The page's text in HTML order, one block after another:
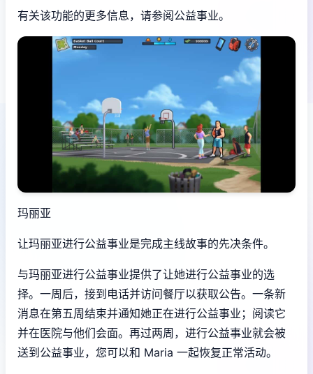
有关该功能的更多信息，请参阅公益事业。
玛丽亚
让玛丽亚进行公益事业是完成主线故事的先决条件。
与玛丽亚进行公益事业提供了让她进行公益事业的选
择。一周后，接到电话并访问餐厅以获取公告。一条新
消息在第五周结束并通知她正在进行公益事业；阅读它
并在医院与他们会面。再过两周，进行公益事业就会被
送到公益事业，您可以和 Maria 一起恢复正常活动。